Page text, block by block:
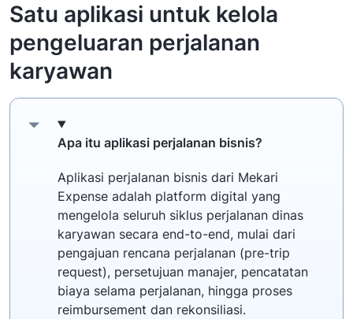
Satu aplikasi untuk kelola
pengeluaran perjalanan
karyawan
Apa itu aplikasi perjalanan bisnis?
Aplikasi perjalanan bisnis dari Mekari
Expense adalah platform digital yang
mengelola seluruh siklus perjalanan dinas
karyawan secara end-to-end, mulai dari
pengajuan rencana perjalanan (pre-trip
request), persetujuan manajer, pencatatan
biaya selama perjalanan, hingga proses
reimbursement dan rekonsiliasi.